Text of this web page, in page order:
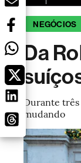
NEGÓCIOS
Da
Durante
mudando